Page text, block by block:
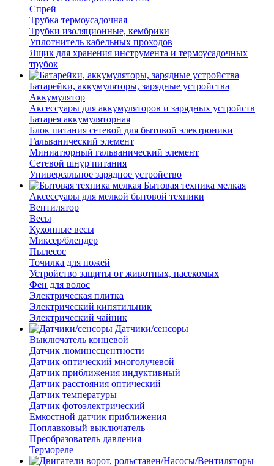
Спрей
Трубка термоусадочная
Трубки изоляционные, кембрики
Уплотнитель кабельных проходов
Ящик для хранения инструмента и термоусадочных
трубок
Батарейки, аккумуляторы, зарядные устройства
Аккумулятор
Аксессуары для аккумуляторов и зарядных устройств
Батарея аккумуляторная
Блок питания сетевой для бытовой электроники
Гальванический элемент
Миниатюрный гальванический элемент
Сетевой шнур питания
Универсальное зарядное устройство
Бытовая техника мелкая
Аксессуары для мелкой бытовой техники
Вентилятор
Весы
Кухонные весы
Миксер/блендер
Пылесос
Точилка для ножей
Устройство защиты от животных, насекомых
Фен для волос
Электрическая плитка
Электрический кипятильник
Электрический чайник
Датчики/сенсоры
Выключатель концевой
Датчик люминесцентности
Датчик оптический многолучевой
Датчик приближения индуктивный
Датчик расстояния оптический
Датчик температуры
Датчик фотоэлектрический
Емкостной датчик приближения
Поплавковый выключатель
Преобразователь давления
Термореле